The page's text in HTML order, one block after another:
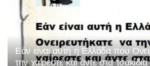
Εάν είναι αυτή η Ελλάδα που
την χαίρεστε και άντε στα